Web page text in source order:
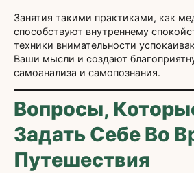
Занятия такими практиками, как
способствуют внутреннему
техники внимательности
Ваши мысли и создают
самоанализа и самопознания.
Вопросы,
Задать Себе Во
Путешествия